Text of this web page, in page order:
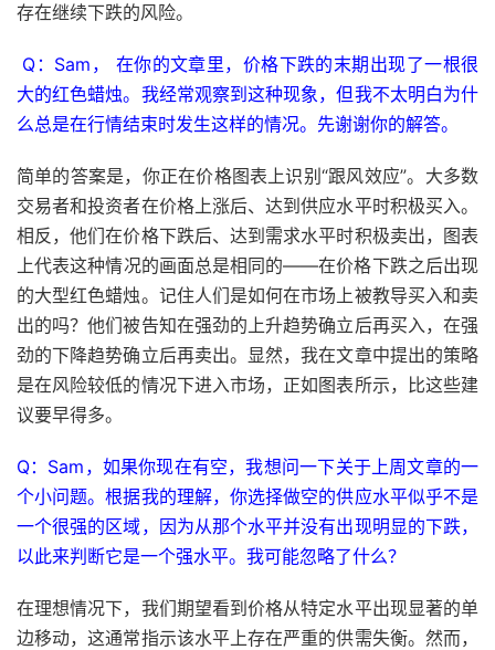
存在继续下跌的风险。
Q：Sam，
在你的文章里，价格下跌的末期出现了一根很
大的红色蜡烛。我经常观察到这种现象，但我不太明白为什
么总是在行情结束时发生这样的情况。先谢谢你的解答。
简单的答案是，你正在价格图表上识别“跟风效应”。大多数
交易者和投资者在价格上涨后、达到供应水平时积极买入。
相反，他们在价格下跌后、达到需求水平时积极卖出，图表
上代表这种情况的画面总是相同的——在价格下跌之后出现
的大型红色蜡烛。记住人们是如何在市场上被教导买入和卖
出的吗？他们被告知在强劲的上升趋势确立后再买入，在强
劲的下降趋势确立后再卖出。显然，我在文章中提出的策略
是在风险较低的情况下进入市场，正如图表所示，比这些建
议要早得多。
Q：Sam，如果你现在有空，我想问一下关于上周文章的一
个小问题。根据我的理解，你选择做空的供应水平似乎不是
一个很强的区域，因为从那个水平并没有出现明显的下跌，
以此来判断它是一个强水平。我可能忽略了什么？
在理想情况下，我们期望看到价格从特定水平出现显著的单
边移动，这通常指示该水平上存在严重的供需失衡。然而，